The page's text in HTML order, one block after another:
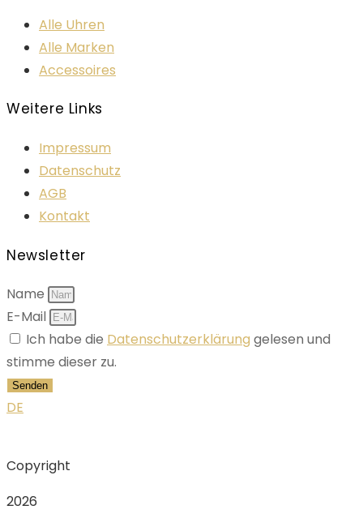
Alle Uhren
Alle Marken
Accessoires
Weitere Links
Impressum
Datenschutz
AGB
Kontakt
Newsletter
Name
E-Mail
Ich habe die Datenschutzerklärung gelesen und
stimme dieser zu.
Senden
DE
Copyright
2026